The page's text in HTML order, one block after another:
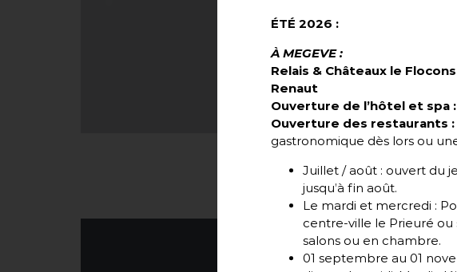
ÉTÉ 2026 :
À MEGEVE :
Relais & Châteaux le
Renaut
Ouverture de l’hôtel et spa
Ouverture des restaurants :
gastronomique dès lors ou
Juillet / août : ouvert du
jusqu’à fin août.
Le mardi et mercredi :
centre-ville le Prieuré
salons ou en chambre.
01 septembre au 01